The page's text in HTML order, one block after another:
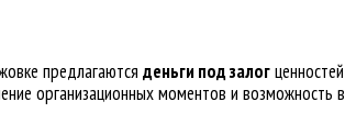
предлагаются деньги под залог
организационных моментов и